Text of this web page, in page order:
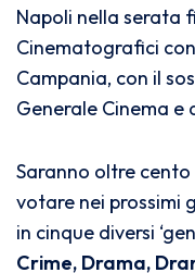
Napoli nella serata
Cinematografici
Campania, con il
Generale Cinema e
Saranno oltre
votare nei prossimi
in cinque diversi
Crime, Drama,